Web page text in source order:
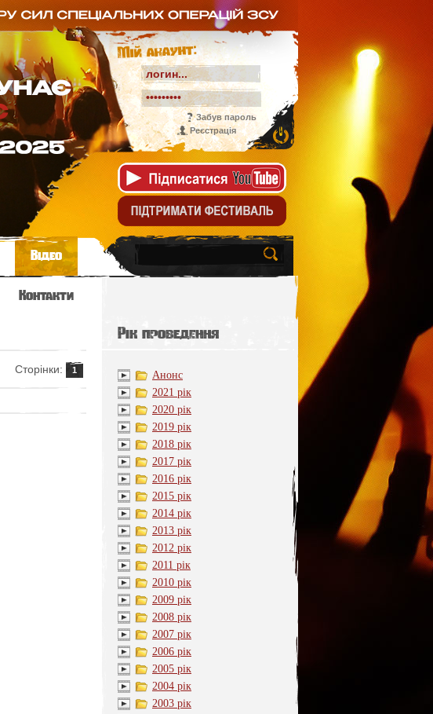
Мій акаунт:
Забув пароль
Реєстрація
Відео
Контакти
Сторінки: 1
Рік проведення
Анонс
2021 рік
2020 рік
2019 рік
2018 рік
2017 рік
2016 рік
2015 рік
2014 рік
2013 рік
2012 рік
2011 рік
2010 рік
2009 рік
2008 рік
2007 рік
2006 рік
2005 рік
2004 рік
2003 рік